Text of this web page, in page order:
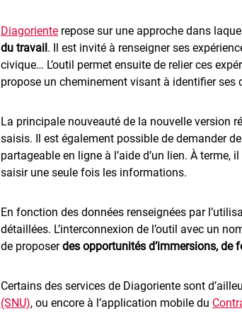
Diagoriente repose sur une approche dans
du travail. Il est invité à renseigner ses
civique… L’outil permet ensuite de relier ces
propose un cheminement visant à identifier ses
La principale nouveauté de la nouvelle version
saisis. Il est également possible de demander
partageable en ligne à l’aide d’un lien. À
saisir une seule fois les informations.
En fonction des données renseignées par
détaillées. L’interconnexion de l’outil avec un
de proposerdes opportunités d’immersions, de
Certains des services de Diagoriente sont
(SNU), ou encore à l’application mobile du